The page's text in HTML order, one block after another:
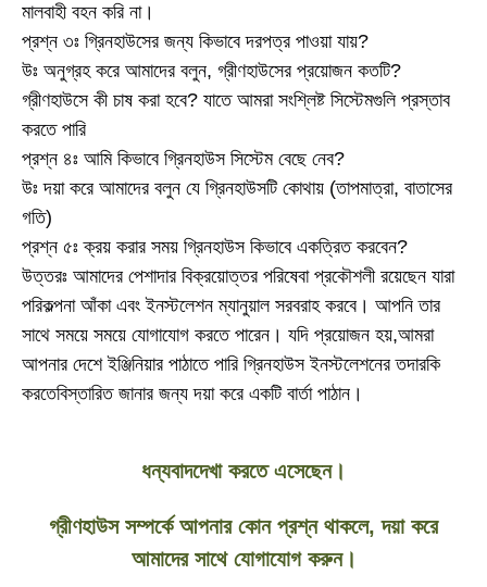
মালবাহী বহন করি না।
প্রশ্ন ৩ঃ গ্রিনহাউসের জন্য কিভাবে দরপত্র পাওয়া যায়?
উঃ অনুগ্রহ করে আমাদের বলুন, গ্রীণহাউসের প্রয়োজন কতটি?
গ্রীণহাউসে কী চাষ করা হবে? যাতে আমরা সংশ্লিষ্ট সিস্টেমগুলি প্রস্তাব
করতে পারি
প্রশ্ন ৪ঃ আমি কিভাবে গ্রিনহাউস সিস্টেম বেছে নেব?
উঃ দয়া করে আমাদের বলুন যে গ্রিনহাউসটি কোথায় (তাপমাত্রা, বাতাসের
গতি)
প্রশ্ন ৫ঃ ক্রয় করার সময় গ্রিনহাউস কিভাবে একত্রিত করবেন?
উত্তরঃ আমাদের পেশাদার বিক্রয়োত্তর পরিষেবা প্রকৌশলী রয়েছেন যারা
পরিকল্পনা আঁকা এবং ইনস্টলেশন ম্যানুয়াল সরবরাহ করবে। আপনি তার
সাথে সময়ে সময়ে যোগাযোগ করতে পারেন। যদি প্রয়োজন হয়,আমরা
আপনার দেশে ইঞ্জিনিয়ার পাঠাতে পারি গ্রিনহাউস ইনস্টলেশনের তদারকি
করতেবিস্তারিত জানার জন্য দয়া করে একটি বার্তা পাঠান।
ধন্যবাদদেখা করতে এসেছেন।
গ্রীণহাউস সম্পর্কে আপনার কোন প্রশ্ন থাকলে, দয়া করে
আমাদের সাথে যোগাযোগ করুন।